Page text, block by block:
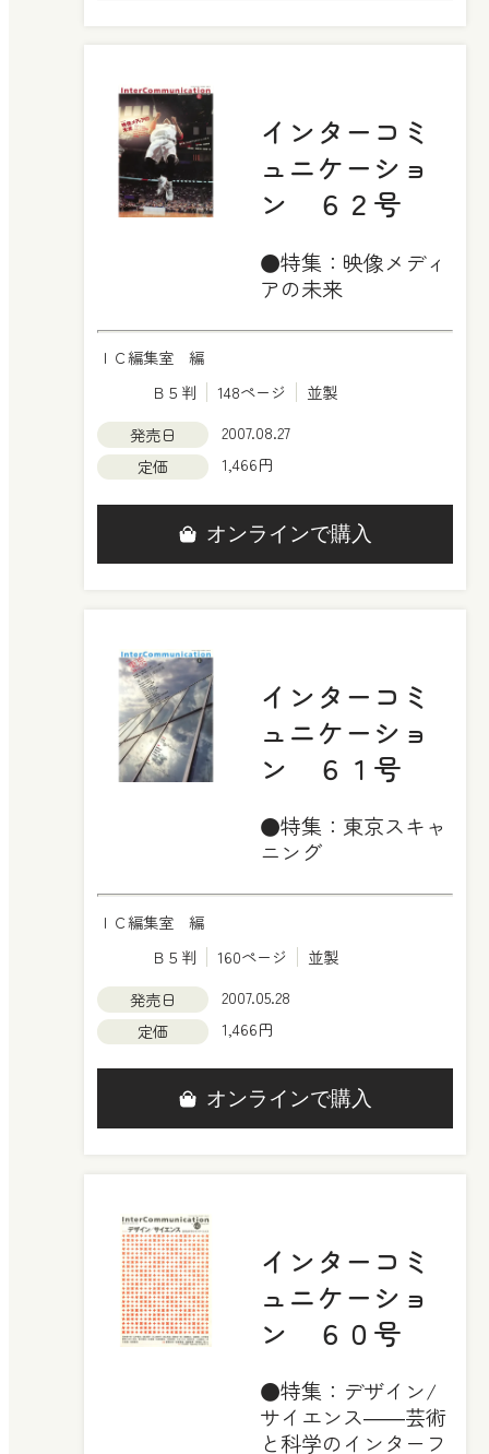
インターコミ
ュニケーショ
ン ６２号
●特集：映像メディ
アの未来
ＩＣ編集室 編
Ｂ５判
148ページ
並製
発売日
2007.08.27
定価
1,466円
オンラインで購入
インターコミ
ュニケーショ
ン ６１号
●特集：東京スキャ
ニング
ＩＣ編集室 編
Ｂ５判
160ページ
並製
発売日
2007.05.28
定価
1,466円
オンラインで購入
インターコミ
ュニケーショ
ン ６０号
●特集：デザイン/
サイエンス――芸術
と科学のインターフ